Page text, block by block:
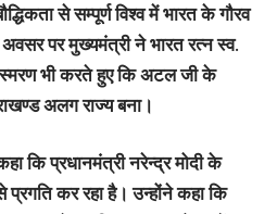
से सम्पूर्ण विश्व में भारत के गौरव
पर मुख्यमंत्री ने भारत रत्न स्व.
स्मरण भी करते हुए कि अटल जी के
अलग राज्य बना।
कि प्रधानमंत्री नरेन्द्र मोदी के
कर रहा है। उन्होंने कहा कि